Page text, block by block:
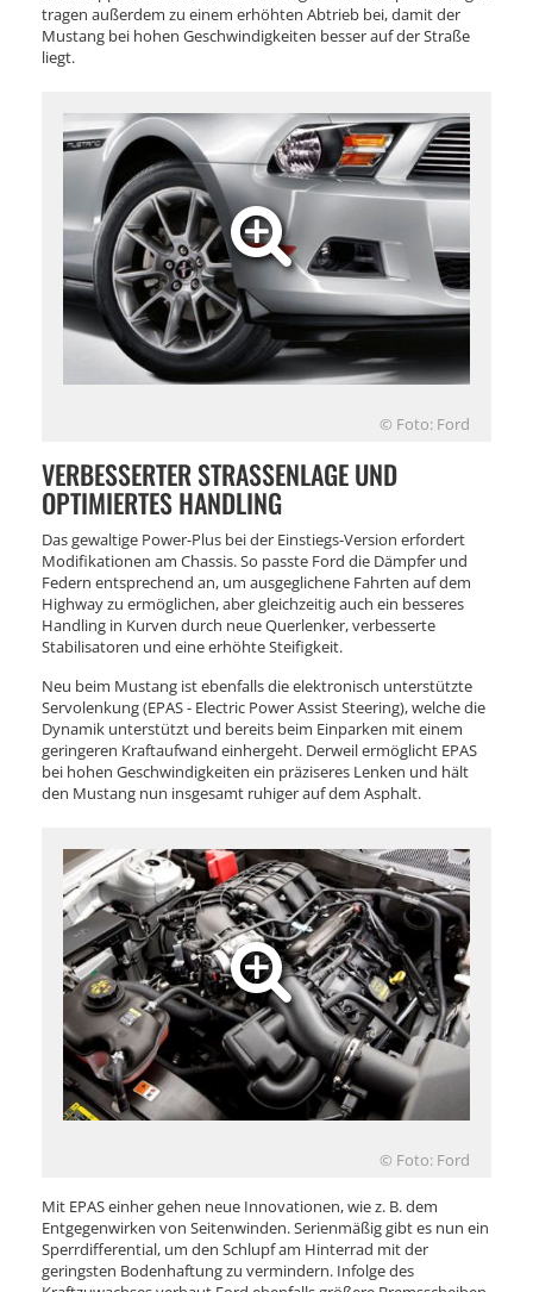
tragen außerdem zu einem erhöhten Abtrieb bei, damit der
Mustang bei hohen Geschwindigkeiten besser auf der Straße
liegt.
© Foto: Ford
VERBESSERTER STRASSENLAGE UND O
PTIMIERTES HANDLING
Das gewaltige Power-Plus bei der Einstiegs-Version erfordert
Modifikationen am Chassis. So passte Ford die Dämpfer und
Federn entsprechend an, um ausgeglichene Fahrten auf dem
Highway zu ermöglichen, aber gleichzeitig auch ein besseres
Handling in Kurven durch neue Querlenker, verbesserte
Stabilisatoren und eine erhöhte Steifigkeit.
Neu beim Mustang ist ebenfalls die elektronisch unterstützte
Servolenkung (EPAS - Electric Power Assist Steering), welche die
Dynamik unterstützt und bereits beim Einparken mit einem
geringeren Kraftaufwand einhergeht. Derweil ermöglicht EPAS
bei hohen Geschwindigkeiten ein präziseres Lenken und hält
den Mustang nun insgesamt ruhiger auf dem Asphalt.
© Foto: Ford
Mit EPAS einher gehen neue Innovationen, wie z. B. dem
Entgegenwirken von Seitenwinden. Serienmäßig gibt es nun ein
Sperrdifferential, um den Schlupf am Hinterrad mit der
geringsten Bodenhaftung zu vermindern. Infolge des